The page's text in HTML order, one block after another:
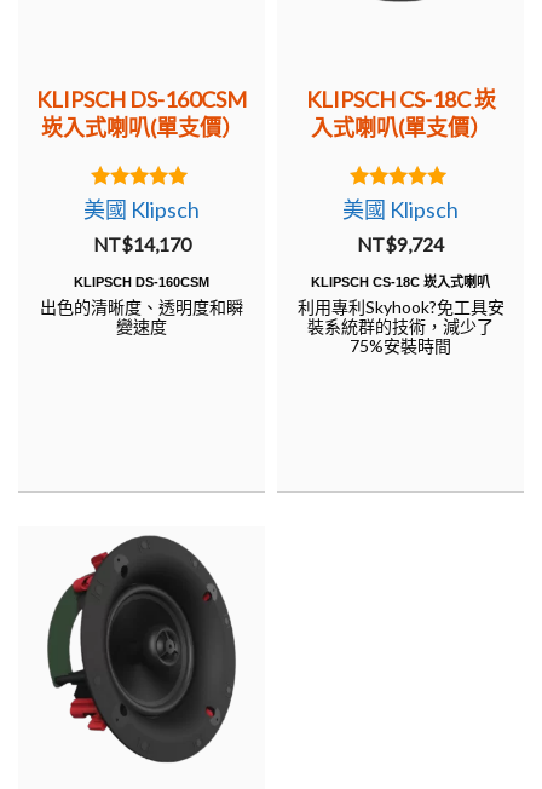
KLIPSCH DS-160CSM
崁入式喇叭(單支價）
5.00
out of 5
美國 Klipsch
NT$14,170
KLIPSCH DS-160CSM
出色的清晰度、透明度和瞬
變速度
KLIPSCH CS-18C 崁
入式喇叭(單支價）
5.00
out of 5
美國 Klipsch
NT$9,724
KLIPSCH CS-18C 崁入式喇叭
利用專利Skyhook?免工具安
裝系統群的技術，減少了
75%安裝時間